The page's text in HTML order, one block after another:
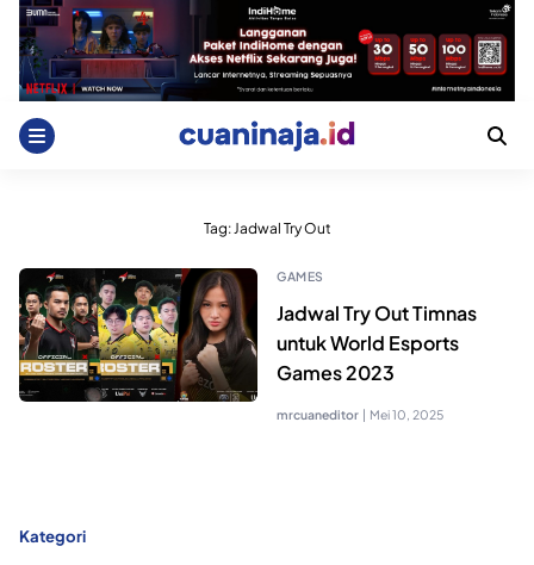
Skip
content
Tag:Jadwal Try Out
GAMES
Jadwal Try Out Timnas
untuk World Esports
Games 2023
mrcuaneditor | Mei 10, 2025
Kategori